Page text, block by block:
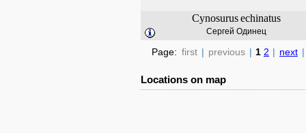
Cynosurusechinatus
Сергей Одинец
Page: first | previous | 1 2 | next |
Locations on map